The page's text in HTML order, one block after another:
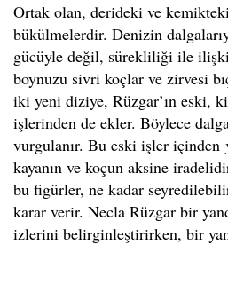
Ortak olan, derideki ve
bükülmelerdir. Denizin
gücüyle değil, sürekliliği ile
boynuzu sivri koçlar ve zirvesi
iki yeni diziye, Rüzgar’ın eski,
işlerinden de ekler. Böylece
vurgulanır. Bu eski işler içinden
kayanın ve koçun aksine
bu figürler, ne kadar
karar verir. Necla Rüzgar bir
izlerini belirginleştirirken, bir